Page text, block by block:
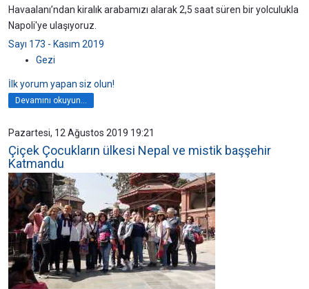
Havaalanı’ndan kiralık arabamızı alarak 2,5 saat süren bir yolculukla
Napoli'ye ulaşıyoruz.
Sayı 173 - Kasım 2019
Gezi
İlk yorum yapan siz olun!
Devamını okuyun...
Pazartesi, 12 Ağustos 2019 19:21
Çiçek Çocukların ülkesi Nepal ve mistik başşehir
Katmandu